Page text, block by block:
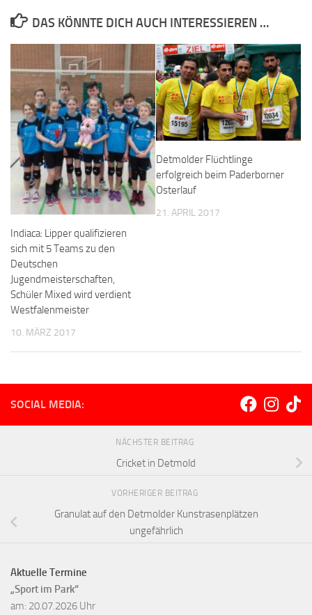
DAS KÖNNTE DICH AUCH INTERESSIEREN …
Indiaca: Lipper qualifizieren
sich mit 5 Teams zu den
Deutschen
Jugendmeisterschaften,
Schüler Mixed wird verdient
Westfalenmeister
10. MÄRZ 2017
Detmolder Flüchtlinge
erfolgreich beim Paderborner
Osterlauf
21. APRIL 2017
SOCIAL MEDIA:
NÄCHSTER BEITRAG
Cricket in Detmold
VORHERIGER BEITRAG
Granulat auf den Detmolder Kunstrasenplätzen
ungefährlich
Aktuelle Termine
„Sport im Park“
am: 20.07.2026 Uhr